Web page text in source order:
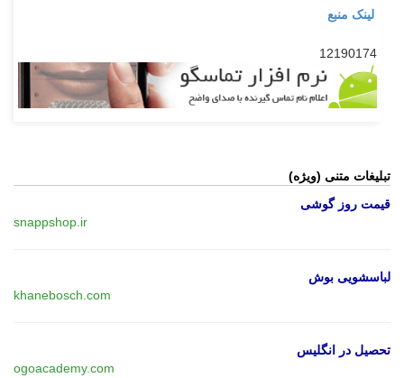
لینک منبع
12190174
تبلیغات متنی (ویژه)
قیمت روز گوشی
snappshop.ir
لباسشویی بوش
khanebosch.com
تحصیل در انگلیس
ogoacademy.com